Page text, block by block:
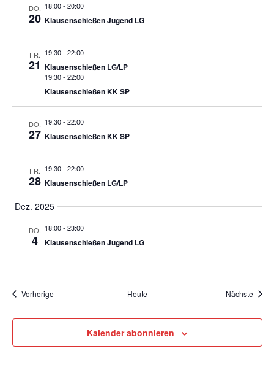
DO.
20
18:00- 20:00
Klausenschießen Jugend LG
FR.
21
19:30- 22:00
Klausenschießen LG/LP
19:30- 22:00
Klausenschießen KK SP
DO.
27
19:30- 22:00
Klausenschießen KK SP
FR.
28
19:30- 22:00
Klausenschießen LG/LP
Dez. 2025
DO.
4
18:00- 23:00
Klausenschießen Jugend LG
VorherigeTermine Heute Nächste
Kalender abonnieren